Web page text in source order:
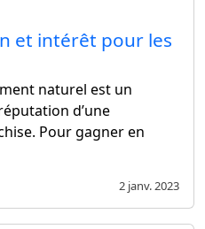
et intérêt pour les
naturel est un
d’une
Pour gagner en
2 janv. 2023